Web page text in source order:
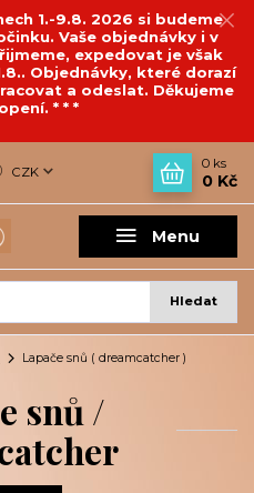
1.-9.8. 2026 si budeme
Vaše objednávky i v
expedovat je však
Objednávky, které dorazí
a odeslat. Děkujeme
* * *
Menu
CZK
Hledat
0 ks
0 Kč
Lapače snů ( dreamcatcher )
snů /